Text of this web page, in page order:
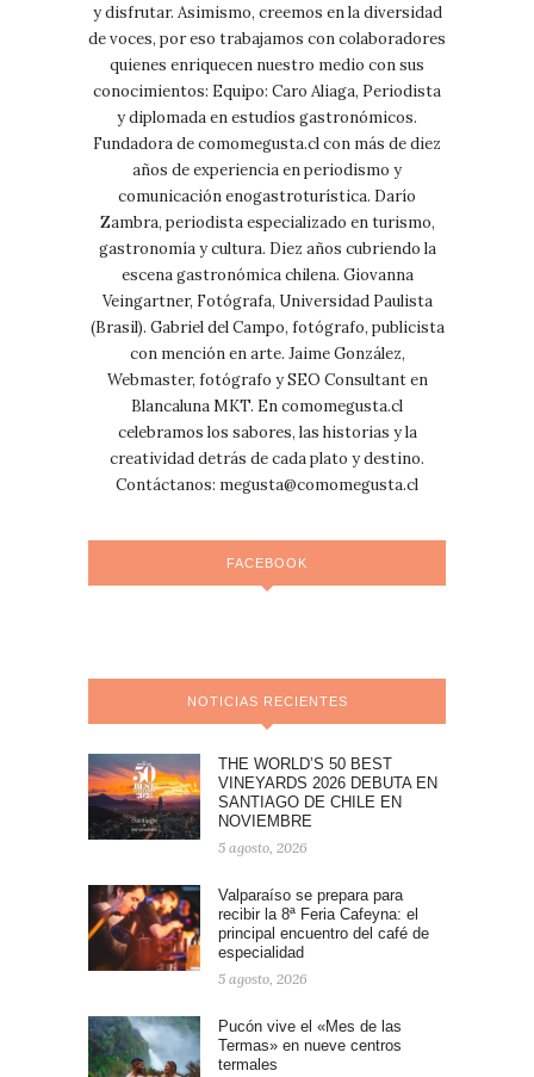
y disfrutar. Asimismo, creemos en la diversidad
de voces, por eso trabajamos con colaboradores
quienes enriquecen nuestro medio con sus
conocimientos: Equipo: Caro Aliaga, Periodista
y diplomada en estudios gastronómicos.
Fundadora de comomegusta.cl con más de diez
años de experiencia en periodismo y
comunicación enogastroturística. Darío
Zambra, periodista especializado en turismo,
gastronomía y cultura. Diez años cubriendo la
escena gastronómica chilena. Giovanna
Veingartner, Fotógrafa, Universidad Paulista
(Brasil). Gabriel del Campo, fotógrafo, publicista
con mención en arte. Jaime González,
Webmaster, fotógrafo y SEO Consultant en
Blancaluna MKT. En comomegusta.cl
celebramos los sabores, las historias y la
creatividad detrás de cada plato y destino.
Contáctanos: megusta@comomegusta.cl
FACEBOOK
NOTICIAS RECIENTES
THE WORLD’S 50 BEST
VINEYARDS 2026 DEBUTA EN
SANTIAGO DE CHILE EN
NOVIEMBRE
5 agosto, 2026
Valparaíso se prepara para
recibir la 8ª Feria Cafeyna: el
principal encuentro del café de
especialidad
5 agosto, 2026
Pucón vive el «Mes de las
Termas» en nueve centros
termales